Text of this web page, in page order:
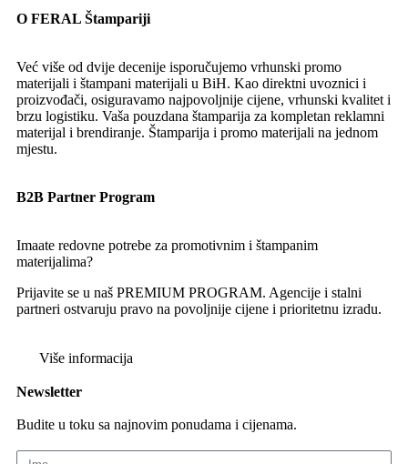
O FERAL Štampariji
Već više od dvije decenije isporučujemo vrhunski promo
materijali i štampani materijali u BiH. Kao direktni uvoznici i
proizvođači, osiguravamo najpovoljnije cijene, vrhunski kvalitet i
brzu logistiku. Vaša pouzdana štamparija za kompletan reklamni
materijal i brendiranje. Štamparija i promo materijali na jednom
mjestu.
B2B Partner Program
Imaate redovne potrebe za promotivnim i štampanim
materijalima?
Prijavite se u naš PREMIUM PROGRAM. Agencije i stalni
partneri ostvaruju pravo na povoljnije cijene i prioritetnu izradu.
Više informacija
Newsletter
Budite u toku sa najnovim ponudama i cijenama.